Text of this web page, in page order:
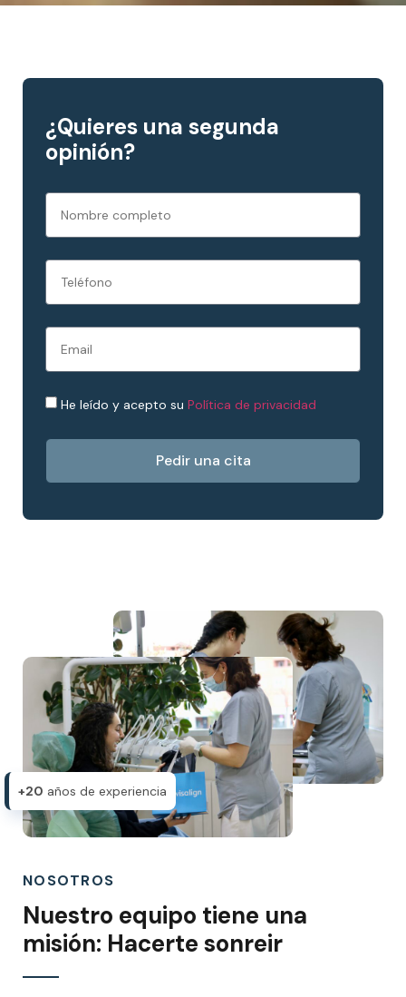
¿Quieres una segunda
opinión?
He leído y acepto su Política de privacidad
Pedir una cita
NOSOTROS
Nuestro equipo tiene una
misión: Hacerte sonreir
+20 años de experiencia